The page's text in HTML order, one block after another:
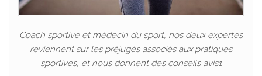
Coach sportive et médecin du sport, nos deux expertes
reviennent sur les préjugés associés aux pratiques
sportives, et nous donnent des conseils avis1